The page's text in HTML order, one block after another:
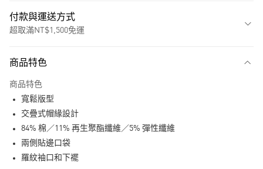
付款與運送方式
超取滿NT$1,500免運
LINE Pay
商品特色
商品特色
寬鬆版型
交疊式帽緣設計
84% 棉／11% 再生聚酯纖維／5% 彈性纖維
兩側貼邊口袋
羅紋袖口和下襬